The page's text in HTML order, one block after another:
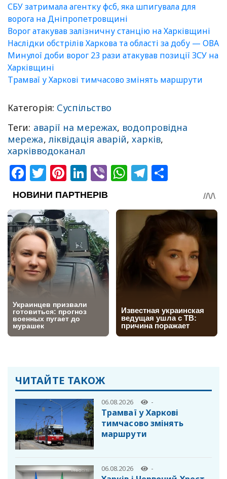
СБУ затримала агентку фсб, яка шпигувала для
ворога на Дніпропетровщині
Ворог атакував залізничну станцію на Харківщині
Наслідки обстрілів Харкова та області за добу — ОВА
Минулої доби ворог 23 рази атакував позиції ЗСУ на
Харківщині
Трамваї у Харкові тимчасово змінять маршрути
Категорія: Суспільство
Теги: аварії на мережах, водопровідна
мережа,ліквідація аварій,харків,
харківводоканал
Facebook
Twitter
Pinterest
LinkedIn
ViberWhatsApp
Telegram
ЧИТАЙТЕ ТАКОЖ
06.08.2026 -
Трамваї у Харкові
тимчасово змінять
маршрути
06.08.2026 -